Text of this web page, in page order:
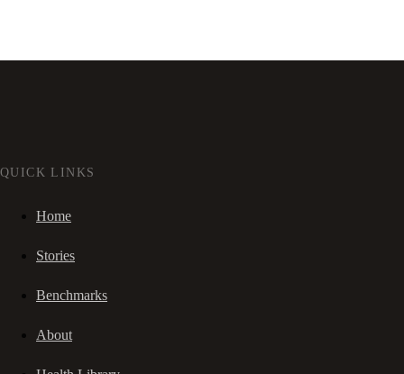
QUICK LINKS
Home
Stories
Benchmarks
About